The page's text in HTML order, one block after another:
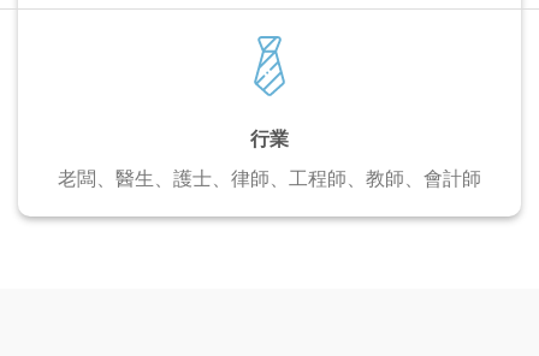
行業
老闆、醫生、護士、 律師、工程師、教師、會計師